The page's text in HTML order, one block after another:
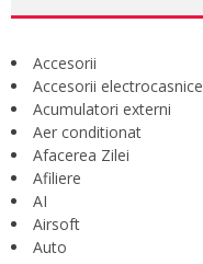
Accesorii
Accesorii electrocasnice
Acumulatori externi
Aer conditionat
Afacerea Zilei
Afiliere
AI
Airsoft
Auto